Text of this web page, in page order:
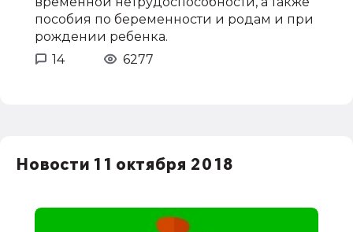
пособия по беременности и родам и при
рождении ребенка.
14
6277
Новости 11 октября 2018